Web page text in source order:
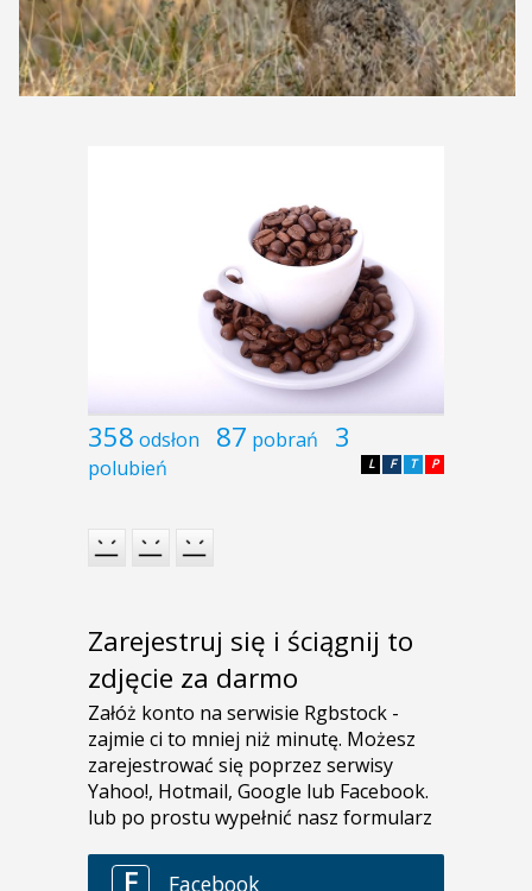
358 odsłon 87 pobrań 3
polubień P
T
F
L
Zarejestruj się i ściągnij to
zdjęcie za darmo